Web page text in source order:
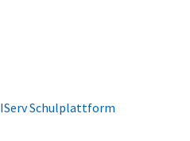
IServ Schulplattform